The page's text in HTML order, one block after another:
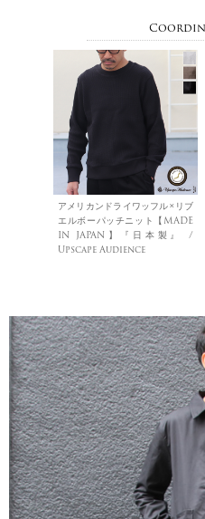
アメリカンドライワッフル×リブ
エルボーパッチニット【MADE
IN JAPAN】『日本製』 /
Upscape Audience